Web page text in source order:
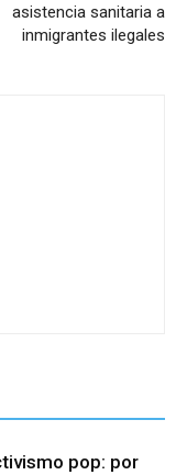
asistencia sanitaria a
inmigrantes ilegales
pop: por